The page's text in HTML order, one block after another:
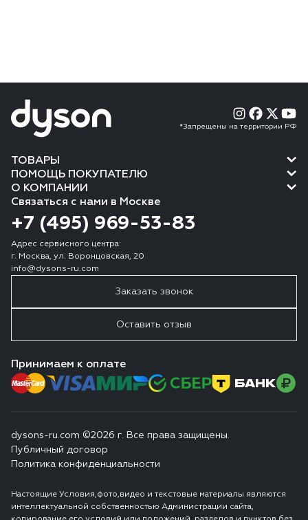
*Запрещены на территории РФ
ТОВАРЫ
ПОМОЩЬ ПОКУПАТЕЛЮ
О КОМПАНИИ
Связаться с нами в Москве
+7 (495) 969-53-83
Адрес сервисного центра:
г. Москва, ул. Воронцовская, 20
info@dysons-ru.com
Заказать звонок
Оставить отзыв
Принимаем к оплате
dysons-ru.com ©2026 г. Все права защищены.
Публичный договор
Политика конфиденциальности
Настоящие Условия,фото,видео и текстовые материалы являются
интеллектуальной собственностью Администрации сайта,